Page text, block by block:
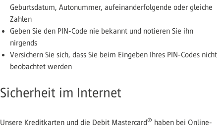
Geburtsdatum, Autonummer, aufeinanderfolgende oder gleiche
Zahlen
Geben Sie den PIN-Code nie bekannt und notieren Sie ihn
nirgends
Versichern Sie sich, dass Sie beim Eingeben Ihres PIN-Codes nicht
beobachtet werden
Sicherheit im Internet
Unsere Kreditkarten und die Debit Mastercard® haben bei Online-